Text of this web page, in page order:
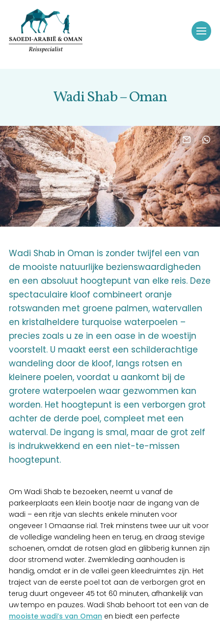
Wadi Shab – Oman
Wadi Shab in Oman is zonder twijfel een van
de mooiste natuurlijke bezienswaardigheden
en een absoluut hoogtepunt van elke reis. Deze
spectaculaire kloof combineert oranje
rotswanden met groene palmen, watervallen
en kristalheldere turquoise waterpoelen –
precies zoals u ze in een oase in de woestijn
voorstelt. U maakt eerst een schilderachtige
wandeling door de kloof, langs rotsen en
kleinere poelen, voordat u aankomt bij de
grotere waterpoelen waar gezwommen kan
worden. Het hoogtepunt is een verborgen grot
achter de derde poel, compleet met een
waterval. De ingang is smal, maar de grot zelf
is indrukwekkend en een niet-te-missen
hoogtepunt.
Om Wadi Shab te bezoeken, neemt u vanaf de
parkeerplaats een klein bootje naar de ingang van de
wadi – een ritje van slechts enkele minuten voor
ongeveer 1 Omaanse rial. Trek minstens twee uur uit voor
de volledige wandeling heen en terug, en draag stevige
schoenen, omdat de rotsen glad en glibberig kunnen zijn
door stromend water. Zwemkleding aanhouden is
handig, omdat er in de vallei geen kleedruimtes zijn. Het
traject van de eerste poel tot aan de verborgen grot en
terug duurt ongeveer 45 tot 60 minuten, afhankelijk van
uw tempo en pauzes. Wadi Shab behoort tot een van de
mooiste wadi’s van Oman en biedt een perfecte